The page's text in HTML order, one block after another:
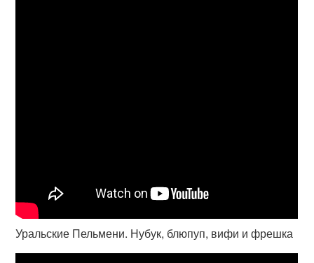
Уральские Пельмени. Нубук, блюпуп, вифи и фрешка